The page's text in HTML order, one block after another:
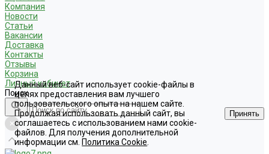
Компания
Новости
Статьи
Вакансии
Доставка
Контакты
Отзывы
Корзина
Личный кабинет
Поиск
Данный веб-сайт использует cookie-файлы в
целях предоставления вам лучшего
пользовательского опыта на нашем сайте.
Продолжая использовать данный сайт, вы
соглашаетесь с использованием нами cookie-
файлов. Для получения дополнительной
информации см. Политика Cookie
Принять